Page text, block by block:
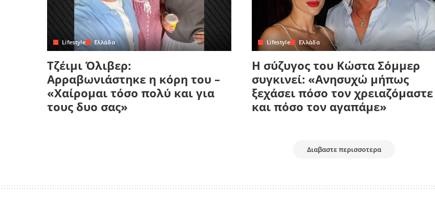
Lifestyle Ελλάδα
Τζέιμι Όλιβερ:
Αρραβωνιάστηκε η κόρη του –
«Χαίρομαι τόσο πολύ και για
τους δυο σας»
Lifestyle Ελλάδα
Η σύζυγος του Κώστα Σόμμερ
συγκινεί: «Ανησυχώ μήπως
ξεχάσει πόσο τον χρειαζόμαστε
και πόσο τον αγαπάμε»
Διαβαστε περισσοτερα